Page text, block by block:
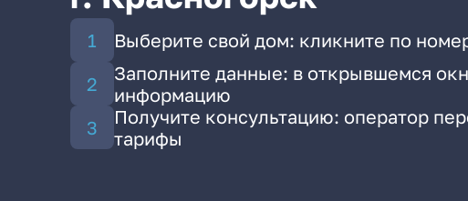
Выберите свой дом: кликните по
Заполните данные: в открывшемся
информацию
Получите консультацию: оператор
тарифы